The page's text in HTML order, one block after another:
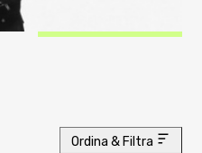
Ordina & Filtra